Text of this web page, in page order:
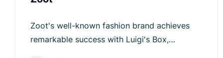
Zoot's well-known fashion brand achieves
remarkable success with Luigi's Box,